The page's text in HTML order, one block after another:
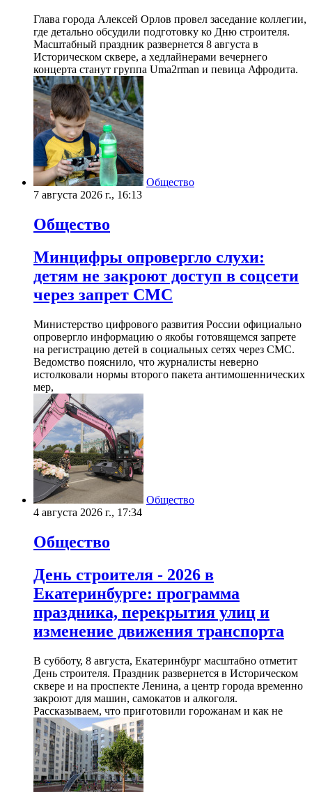
Глава города Алексей Орлов провел заседание коллегии,
где детально обсудили подготовку ко Дню строителя.
Масштабный праздник развернется 8 августа в
Историческом сквере, а хедлайнерами вечернего
концерта станут группа Uma2rman и певица Афродита.
Общество
7 августа 2026 г., 16:13
Общество
Минцифры опровергло слухи:
детям не закроют доступ в соцсети
через запрет СМС
Министерство цифрового развития России официально
опровергло информацию о якобы готовящемся запрете
на регистрацию детей в социальных сетях через СМС.
Ведомство пояснило, что журналисты неверно
истолковали нормы второго пакета антимошеннических
мер,
Общество
4 августа 2026 г., 17:34
Общество
День строителя - 2026 в
Екатеринбурге: программа
праздника, перекрытия улиц и
изменение движения транспорта
В субботу, 8 августа, Екатеринбург масштабно отметит
День строителя. Праздник развернется в Историческом
сквере и на проспекте Ленина, а центр города временно
закроют для машин, самокатов и алкоголя.
Рассказываем, что приготовили горожанам и как не